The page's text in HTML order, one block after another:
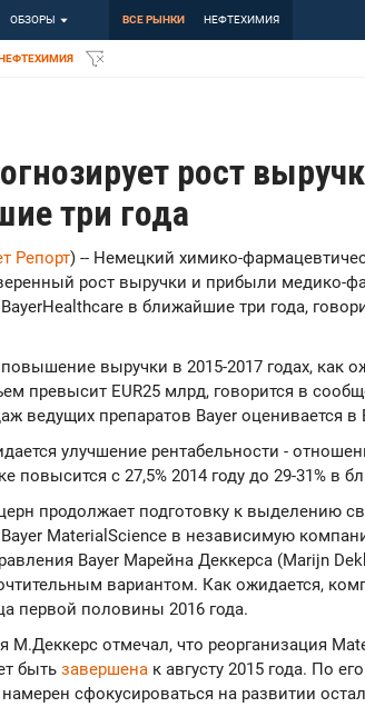
ОБЗОРЫ ВСЕ РЫНКИ НЕФТЕХИМИЯ
рост
три года
Репорт) -- Немецкий химико-
рост выручки и прибыли медико-
в ближайшие три года,
выручки в 2015-2017 годах, как
превысит EUR25 млрд, говорится в
ведущих препаратов Bayer оценивается в
улучшение рентабельности -
повысится с 27,5% 2014 году до 29-31% в
продолжает подготовку к выделению
MaterialScience в независимую
Bayer Марейна Деккерса (Marijn
вариантом. Как ожидается,
первой половины 2016 года.
М.Деккерс отмечал, что реорганизация
быть завершена к августу 2015 года. По
сфокусироваться на развитии